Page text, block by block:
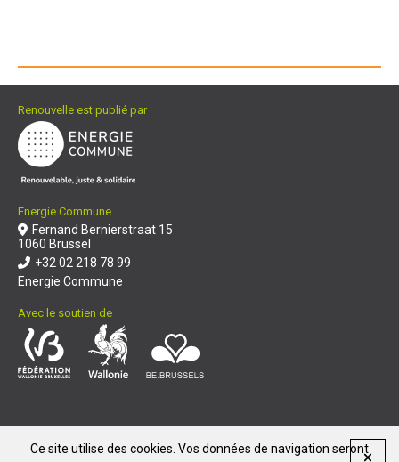
Renouvelle est publié par
Energie Commune
Fernand Bernierstraat 15
1060 Brussel
+32 02 218 78 99
Energie Commune
Avec le soutien de
© Renouvelle 2026
Reproduction et diffusion de nos articles
Ce site utilise des cookies. Vos données de navigation seront